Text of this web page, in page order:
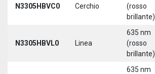
N3305HBVC0 Cerchio
(rosso
brillante)
N3305HBVL0 Linea
635 nm
(rosso
brillante)
635 nm